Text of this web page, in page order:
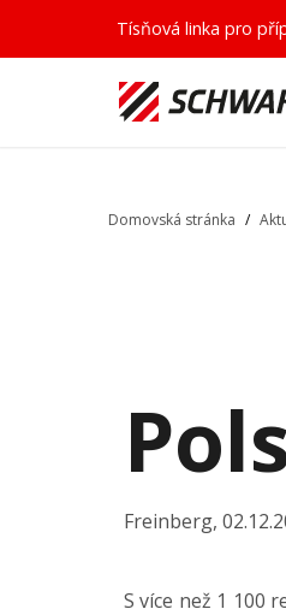
Tísňová linka pro
Domovská stránka /
Freinberg,
S více než 1 100